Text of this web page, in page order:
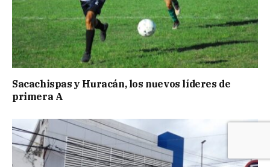
Sacachispas y Huracán, los nuevos líderes de
primera A